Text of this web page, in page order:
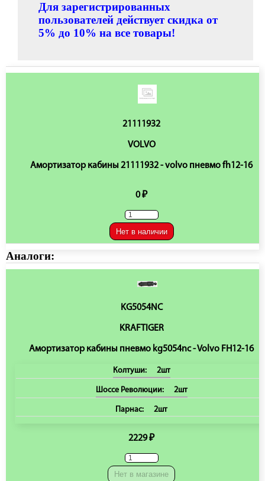
Для зарегистрированных
пользователей действует скидка от
5% до 10% на все товары!
21111932
VOLVO
Амортизатор кабины 21111932 - volvo пневмо fh12-16
0 ₽
Нет в наличии
Аналоги:
KG5054NC
KRAFTIGER
Амортизатор кабины пневмо kg5054nc - Volvo FH12-16
Колтуши: 2шт
Шоссе Революции: 2шт
Парнас: 2шт
2229 ₽
Нет в магазине